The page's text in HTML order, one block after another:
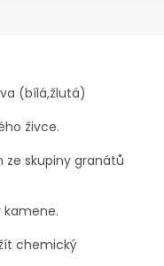
(bílá,žlutá)
živce.
ze skupiny granátů
kamene.
chemický